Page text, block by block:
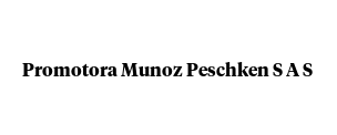
Promotora Munoz Peschken S A S